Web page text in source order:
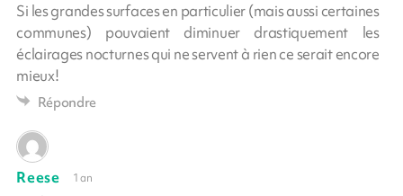
Si les grandes surfaces en particulier (mais aussi certaines
communes) pouvaient diminuer drastiquement les
éclairages nocturnes qui ne servent à rien ce serait encore
mieux!
Répondre
Reese 1 an